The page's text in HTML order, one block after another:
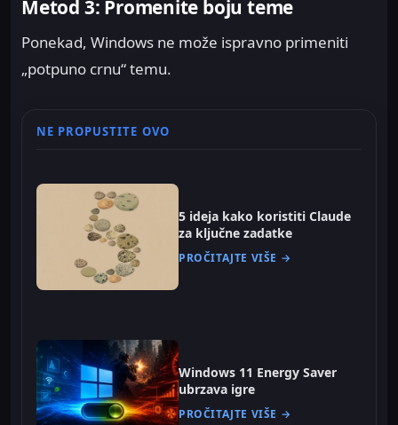
Metod 3: Promenite boju teme
Ponekad, Windows ne može ispravno primeniti
„potpuno crnu“ temu.
NE PROPUSTITE OVO
5 ideja kako koristiti Claude
za ključne zadatke
PROČITAJTE VIŠE →
Windows 11 Energy Saver
ubrzava igre
PROČITAJTE VIŠE →